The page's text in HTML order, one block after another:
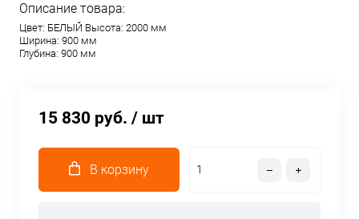
Описание товара:
Цвет: БЕЛЫЙ Высота: 2000 мм
Ширина: 900 мм
Глубина: 900 мм
15 830 руб. / шт
В корзину